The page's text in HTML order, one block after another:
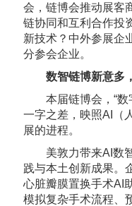
会，链博会推动展客
链协同和互利合作投
新技术？中外参展企
分参会企业。
数智链博新意多，
本届链博会，“数字
一字之差，映照AI（
展的进程。
美敦力带来AI数智
践与本土创新成果。
心脏瓣膜置换手术AI
模拟复杂手术流程、